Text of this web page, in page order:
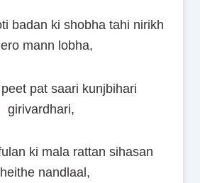
badan ki shobha tahi nirikh
mann lobha,
pat saari kunjbihari
girivardhari,
ki mala rattan sihasan
nandlaal,